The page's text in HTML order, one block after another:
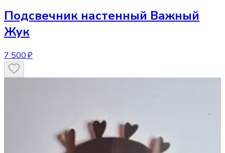
Подсвечник настенный Важный
Жук
7 500 ₽